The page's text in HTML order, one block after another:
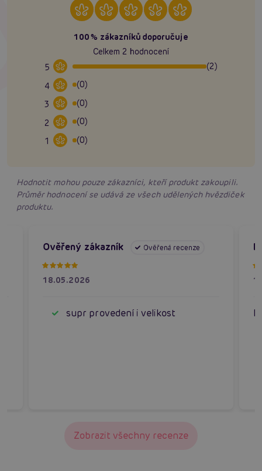
100% zákazníků doporučuje
Celkem 2 hodnocení
5
(2)
4
(0)
3
(0)
2
(0)
1
(0)
Hodnotit mohou pouze zákazníci, kteří produkt zakoupili.
Průměr hodnocení se udává ze všech udělených hvězdiček
produktu.
Ověřený zákazník Ověřená recenze
18.05.2026
supr provedení i velikost
Zobrazit všechny recenze